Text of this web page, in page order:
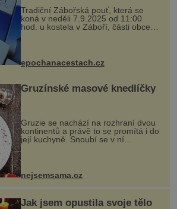
Tradiční Zábořská pouť, která se
koná v neděli 7.9.2025 od 11:00
hod. u kostela v Záboří, části obce
Kly u Mělníka. V programu naleznete
komentovanou prohlídku kostela,
epochanacestach.cz
Gruzínské masové knedlíčky
Gruzie se nachází na rozhraní dvou
kontinentů a právě to se promítá i do
její kuchyně. Snoubí se v ní
evropské a asijské chutě a díky tomu
pokrmy, které rozhodně st...
nejsemsama.cz
Jak jsem opustila svoje tělo